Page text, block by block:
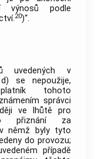
výnosů podle
20)“.
uvedených v
se nepoužije,
tohoto
správci
ve lhůtě pro
přiznání za
němž byly tyto
do provozu;
případě